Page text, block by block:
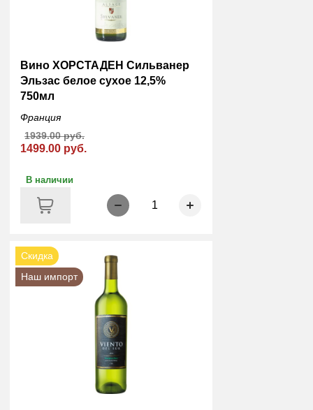
Вино ХОРСТАДЕН Сильванер
Эльзас белое сухое 12,5%
750мл
Франция
1499.00 руб.
1939.00 руб.
В наличии
1
Скидка
Наш импорт